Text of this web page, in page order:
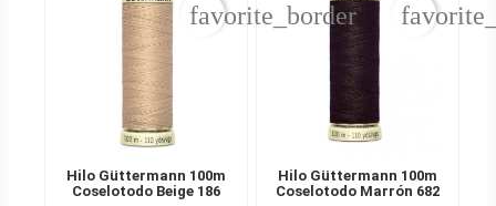
Hilo Güttermann 100m
Coselotodo Beige 186
favorite_border
Hilo Güttermann 100m
Coselotodo Marrón 682